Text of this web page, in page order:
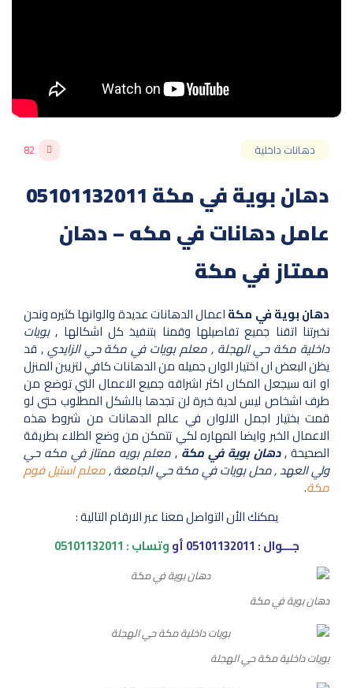
دهانات داخلية 82
دهان بوية في مكة 05101132011
عامل دهانات في مكه – دهان
ممتاز في مكة
دهان بوية في مكةاعمال الدهانات عديدة والوانها كثيره ونحن
نخبرتنا اتقنا جميع تفاصيلها وقمنا بتنفيذ كل اشكالها ,بويات
داخلية مكة حي الهجلة , معلم بويات في مكة حي الزايدي, قد
يظن البعض ان اختيار الوان جميله من الدهانات كافي لتزيين المنزل
او انه سيجعل المكان اكثر اشراقه جميع الاعمال التي توضع من
طرف اشخاص ليس لدية خبرة لن تجدها بالشكل المطلوب حتى لو
قمت بختيار اجمل الالوان في عالم الدهانات من شروط هذه
الاعمال الخبر وايضا المهاره لكي تتمكن من وضع الطلاء بطريقة
الصحيحة ,دهان بوية في مكة,معلم بويه ممتاز في مكه حي
ولي العهد , محل بويات في مكة حي الجامعة ,معلم استيل فوم
مكة.
يمكنك الأن التواصل معنا عبر الارقام التالية :
جـــوال : 05101132011أووتساب : 05101132011
دهان بوية في مكة
بويات داخلية مكة حي الهجلة